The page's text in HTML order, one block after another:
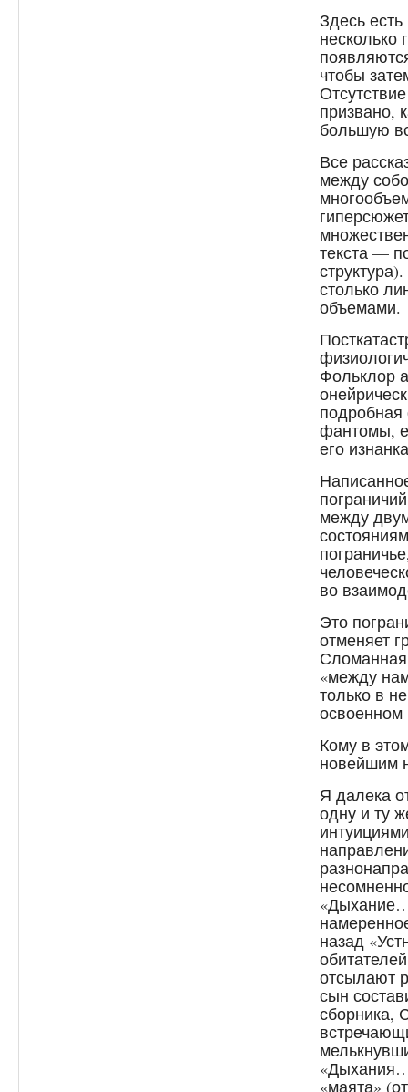
Здесь
несколько
чтобы
призвано,
большую
Все
между
текста —
столько
объемами.
Фольклор
подробная
фантомы,
его
между
во
Это
отменяет
«между
только в
освоенном
Кому в
новейшим
Я далека
одну и ту
назад
отсылают
сын
сборника,
«маята»